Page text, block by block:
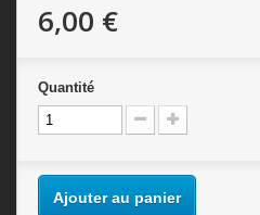
6,00 €
Quantité
Ajouter au panier